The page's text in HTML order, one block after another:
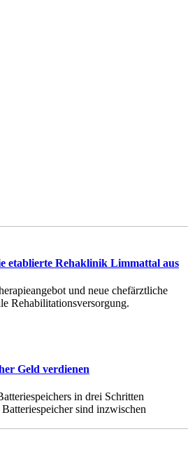
etablierte Rehaklinik Limmattal aus
und neue chefärztliche
Rehabilitationsversorgung.
Geld verdienen
in drei Schritten
sind inzwischen